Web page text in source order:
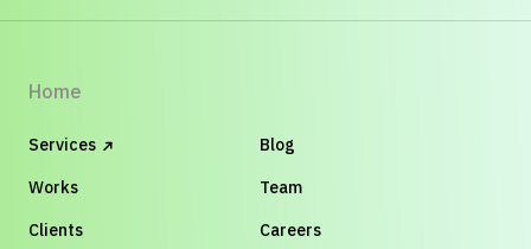
Home
Services
Works
Clients
Blog
Team
Careers